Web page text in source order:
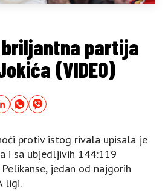
partija
(VIDEO)
protiv istog rivala upisala je
i sa ubjedljivih 144:119
jedan od najgorih
ligi.